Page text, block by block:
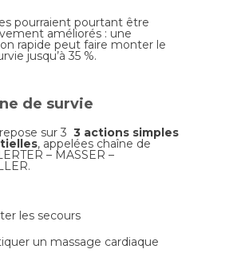
pourraient pourtant être
améliorés : une
rapide peut faire monter le
jusqu’à 35 %.
de survie
sur 3 3 actions simples
, appelées chaîne de
– MASSER –
les secours
un massage cardiaque